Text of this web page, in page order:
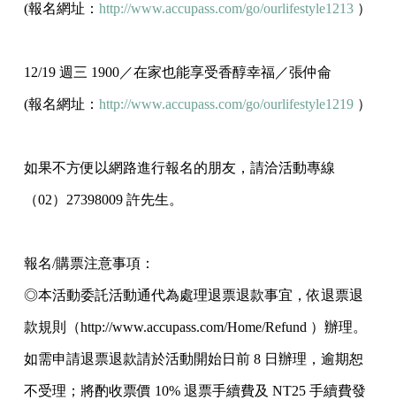
(報名網址： http://www.accupass.com/go/ourlifestyle1213 ）
12/19 週三 1900／在家也能享受香醇幸福／張仲侖
(報名網址： http://www.accupass.com/go/ourlifestyle1219 ）
如果不方便以網路進行報名的朋友，請洽活動專線
（02）27398009 許先生。
報名/購票注意事項：
◎本活動委託活動通代為處理退票退款事宜，依退票退
款規則（http://www.accupass.com/Home/Refund ）辦理。
如需申請退票退款請於活動開始日前 8 日辦理，逾期恕
不受理；將酌收票價 10% 退票手續費及 NT25 手續費發